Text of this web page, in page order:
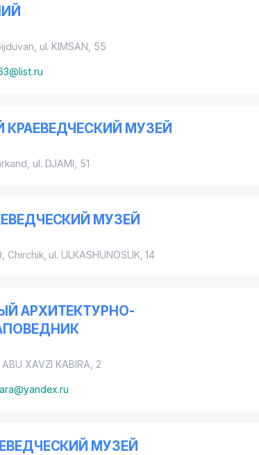
ul. KIMSAN , 55
МУЗЕЙ
ul. DJAMI , 51
МУЗЕЙ
Chirchik, ul. ULKASHUNOSLIK , 14
АРХИТЕКТУРНО-
ABU XAVZI KABIRA , 2
МУЗЕЙ